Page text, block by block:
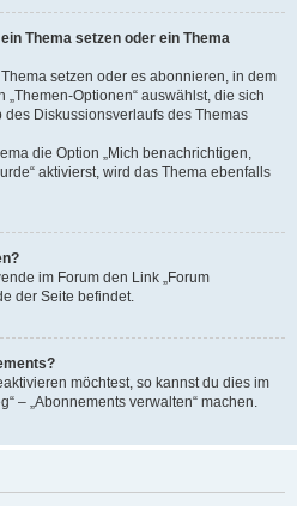
Thema setzen oder ein Thema
setzen oder es abonnieren, in dem
Optionen“ auswählst, die sich
Diskussionsverlaufs des Themas
die Option „Mich benachrichtigen,
aktivierst, wird das Thema ebenfalls
im Forum den Link „Forum
der Seite befindet.
möchtest, so kannst du dies im
– „Abonnements verwalten“ machen.